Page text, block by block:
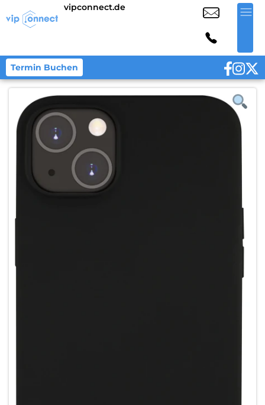
vipconnect.de
Termin Buchen